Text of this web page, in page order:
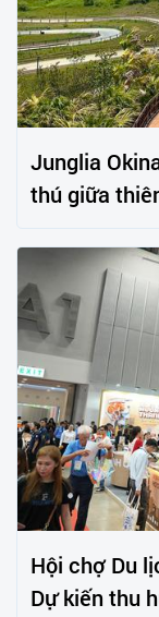
Junglia
thú giữa
Hội chợ Du
Dự kiến thu